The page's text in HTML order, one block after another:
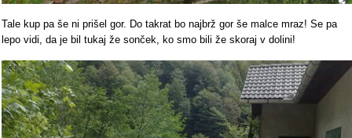
Tale kup pa še ni prišel gor. Do takrat bo najbrž gor še malce mraz! Se pa
lepo vidi, da je bil tukaj že sonček, ko smo bili že skoraj v dolini!